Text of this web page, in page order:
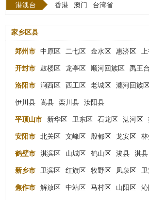
港澳台 香港 澳门 台湾省
家乡区县
郑州市 中原区 二七区 金水区 惠济区
开封市 鼓楼区 龙亭区 顺河回族区 禹王
洛阳市 涧西区 西工区 老城区 瀍河回族
伊川县 嵩县 栾川县 汝阳县
平顶山市 新华区 卫东区 石龙区 湛河区
安阳市 北关区 文峰区 殷都区 龙安区
鹤壁市 淇滨区 山城区 鹤山区 浚县 淇县
新乡市 卫滨区 红旗区 牧野区 凤泉区
焦作市 解放区 中站区 马村区 山阳区